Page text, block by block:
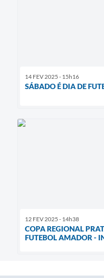
14 FEV 2025 - 15h16
SÁBADO É DIA DE
12 FEV 2025 - 14h38
COPA REGIONAL
FUTEBOL AMADOR -